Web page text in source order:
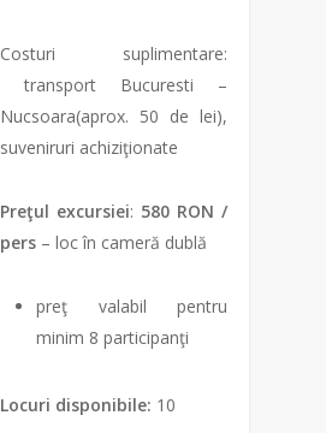
Costuri suplimentare:
transport Bucuresti –
Nucsoara(aprox. 50 de lei),
suveniruri achiziţionate
Preţul excursiei: 580 RON /
pers – loc în cameră dublă
preţ valabil pentru
minim 8 participanţi
Locuri disponibile: 10